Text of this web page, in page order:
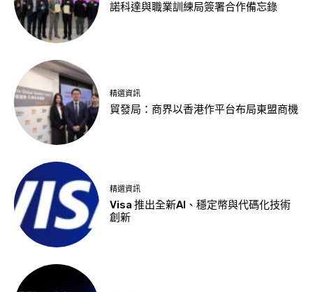
諾科達與職業訓練局簽署合作備忘錄
精選資訊
貿發局：商界以香港作平台布局東盟商機
精選資訊
Visa 推出全新AI、穩定幣與代碼化技術
創新